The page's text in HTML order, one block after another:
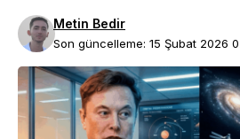
Son güncelleme: 15 Şubat 2026
Metin Bedir